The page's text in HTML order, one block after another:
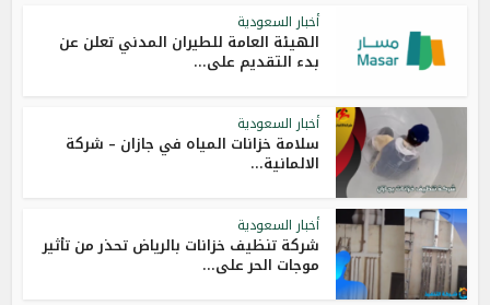
أخبار السعودية
الهيئة العامة للطيران المدني تعلن عن
بدء التقديم على...
أخبار السعودية
سلامة خزانات المياه في جازان – شركة
الالمانية...
أخبار السعودية
شركة تنظيف خزانات بالرياض تحذر من تأثير
موجات الحر على...